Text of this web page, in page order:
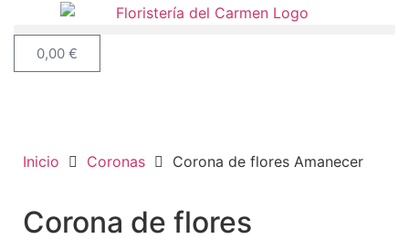
0,00 €
Inicio Coronas Corona de flores Amanecer
Corona de flores